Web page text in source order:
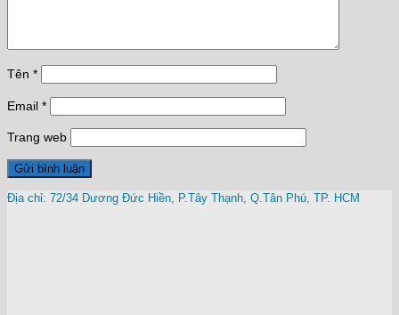
Tên *
Email *
Trang web
Địa chỉ: 72/34 Dương Đức Hiền, P.Tây Thạnh, Q.Tân Phú, TP. HCM